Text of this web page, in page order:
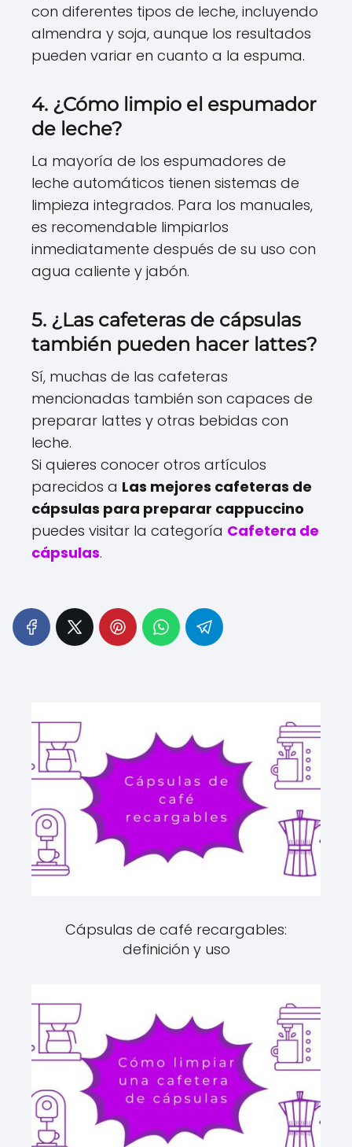
con diferentes tipos de leche, incluyendo
almendra y soja, aunque los resultados
pueden variar en cuanto a la espuma.
4. ¿Cómo limpio el espumador
de leche?
La mayoría de los espumadores de
leche automáticos tienen sistemas de
limpieza integrados. Para los manuales,
es recomendable limpiarlos
inmediatamente después de su uso con
agua caliente y jabón.
5. ¿Las cafeteras de cápsulas
también pueden hacer lattes?
Sí, muchas de las cafeteras
mencionadas también son capaces de
preparar lattes y otras bebidas con
leche.
Si quieres conocer otros artículos
parecidos a Las mejores cafeteras de
cápsulas para preparar cappuccino
puedes visitar la categoría Cafetera de
cápsulas.
Cápsulas de café recargables:
definición y uso